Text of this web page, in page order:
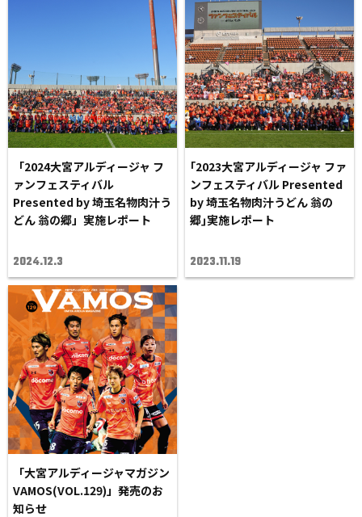
「2024大宮アルディージャ フ
ァンフェスティバル
Presented by 埼玉名物肉汁う
どん 翁の郷」実施レポート
2024.12.3
｢2023大宮アルディージャ ファ
ンフェスティバル Presented
by 埼玉名物肉汁うどん 翁の
郷｣実施レポート
2023.11.19
「大宮アルディージャマガジン
VAMOS(VOL.129)」発売のお
知らせ